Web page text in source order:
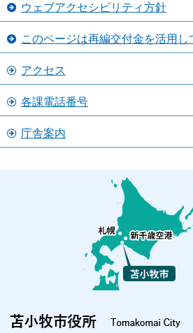
ウェブアクセシビリティ方針
このページは再編交付金を活用し
アクセス
各課電話番号
庁舎案内